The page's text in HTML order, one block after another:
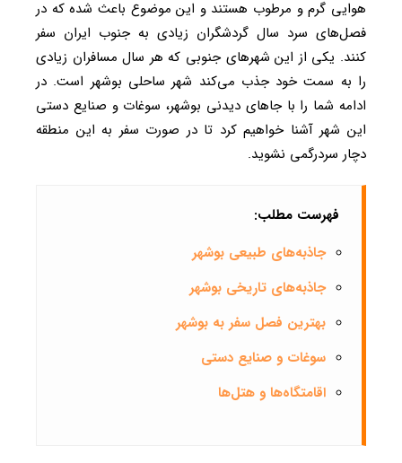
هوایی گرم و مرطوب هستند و این موضوع باعث شده که در
فصل‌های سرد سال گردشگران زیادی به جنوب ایران سفر
کنند. یکی از این شهر‌های جنوبی که هر سال مسافران زیادی
را به سمت خود جذب می‌کند شهر ساحلی بوشهر است. در
ادامه شما را با جاهای دیدنی بوشهر، سوغات و صنایع دستی
این شهر آشنا خواهیم کرد تا در صورت سفر به این منطقه
دچار سردرگمی نشوید.
فهرست مطلب:
جاذبه‌های طبیعی بوشهر
جاذبه‌های تاریخی بوشهر
بهترین فصل سفر به بوشهر
سوغات و صنایع دستی
اقامتگاه‌ها و هتل‌ها